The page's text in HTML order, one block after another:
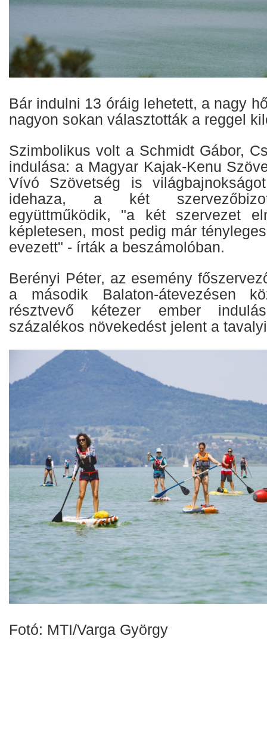
Bár indulni 13 óráig lehetett, a nagy
nagyon sokan választották a reggel
Szimbolikus volt a Schmidt Gábor,
indulása: a Magyar Kajak-Kenu
Vívó Szövetség is
idehaza, a két
együttműködik, "a két szervezet
képletesen, most pedig már
evezett" - írták a beszámolóban.
Berényi Péter, az esemény
a második Balaton-átevezésen
résztvevő kétezer ember
százalékos növekedést jelent a
Fotó: MTI/Varga György